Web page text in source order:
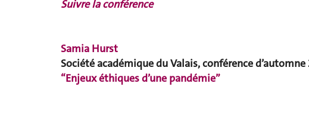
Suivre la conférence
Samia Hurst
Société académique du Valais, conférence d’automne
“Enjeux éthiques d’une pandémie”